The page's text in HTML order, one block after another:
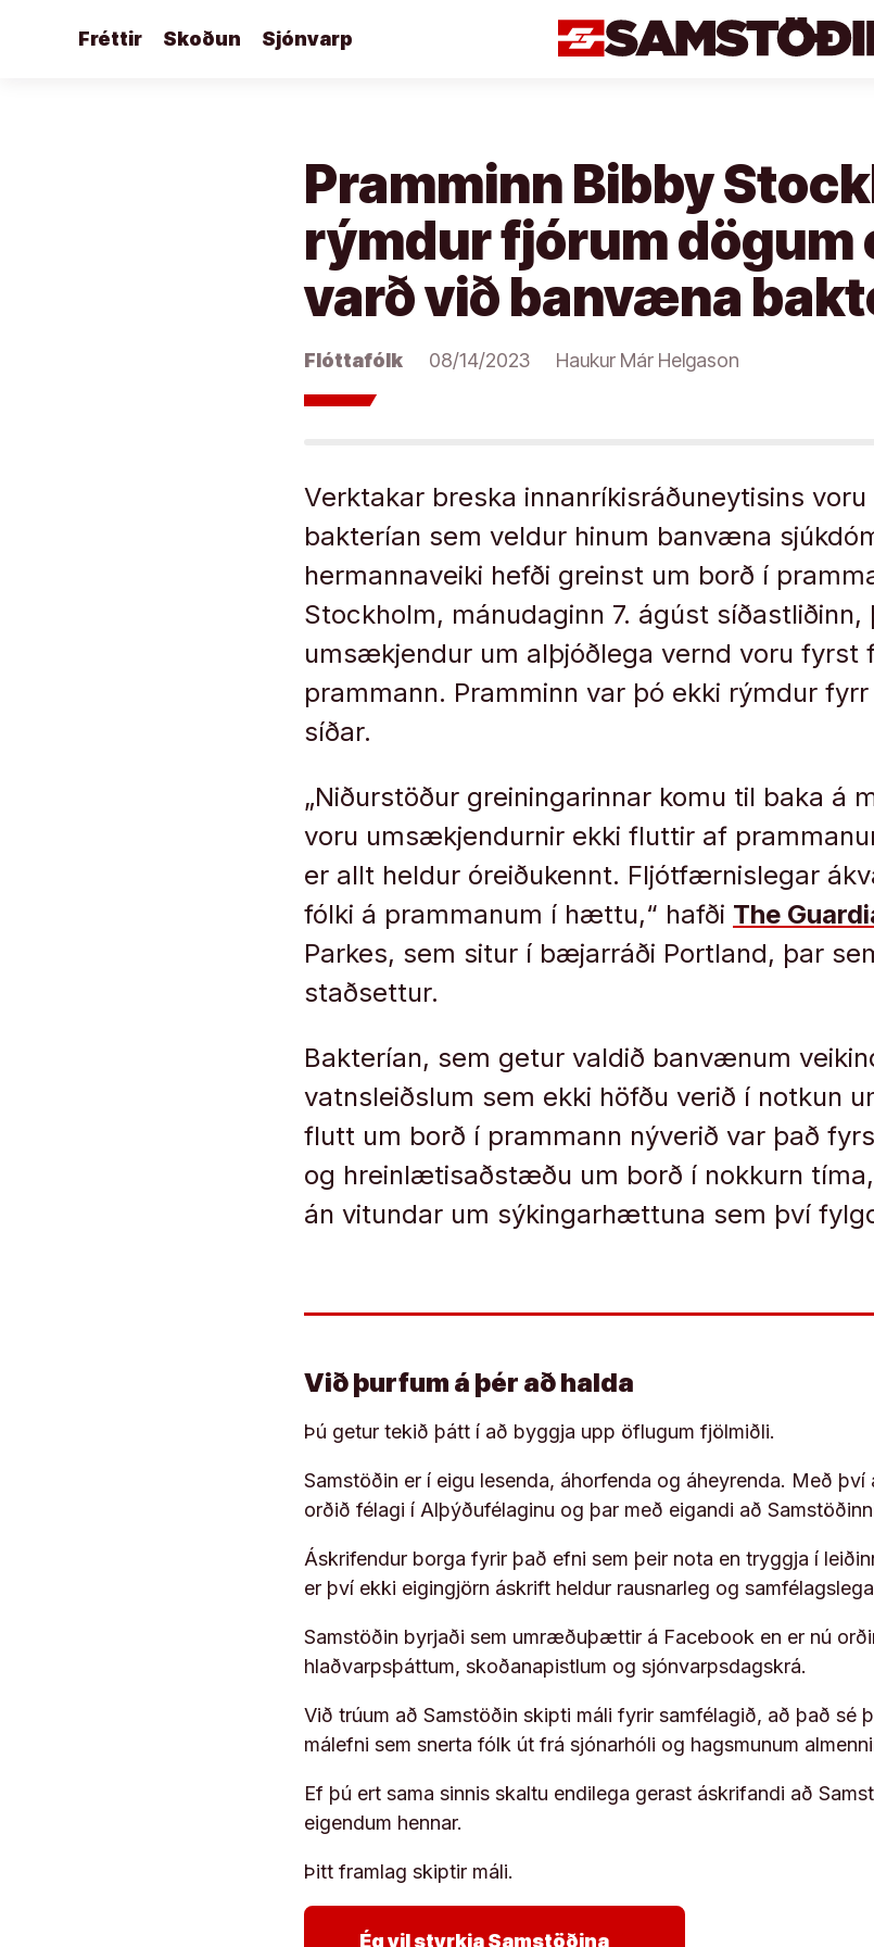
Fréttir Skoðun Sjónvarp
Pramminn Bibby
rýmdur fjórum dögum
varð við banvæna
Flóttafólk 08/14/2023 Haukur Már Helgason
Verktakar breska innanríkisráðuneytisins
bakterían sem veldur hinum banvæna
hermannaveiki hefði greinst um borð í
Stockholm, mánudaginn 7. ágúst síðastliðinn,
umsækjendur um alþjóðlega vernd voru fyrst
prammann. Pramminn var þó ekki rýmdur
síðar.
„Niðurstöður greiningarinnar komu til baka á
voru umsækjendurnir ekki fluttir af
er allt heldur óreiðukennt. Fljótfærnislegar
fólki á prammanum í hættu,“ hafði The
Parkes, sem situr í bæjarráði Portland, þar
staðsettur.
Bakterían, sem getur valdið banvænum
vatnsleiðslum sem ekki höfðu verið í notkun
flutt um borð í prammann nýverið var það
og hreinlætisaðstæðu um borð í nokkurn
án vitundar um sýkingarhættuna sem því
Við þurfum á þér að halda
Þú getur tekið þátt í að byggja upp öflugum fjölmiðli.
Samstöðin er í eigu lesenda, áhorfenda og áheyrenda. Með
orðið félagi í Alþýðufélaginu og þar með eigandi að
Áskrifendur borga fyrir það efni sem þeir nota en tryggja í
er því ekki eigingjörn áskrift heldur rausnarleg og
Samstöðin byrjaði sem umræðuþættir á Facebook en er nú
hlaðvarpsþáttum, skoðanapistlum og sjónvarpsdagskrá.
Við trúum að Samstöðin skipti máli fyrir samfélagið, að það
málefni sem snerta fólk út frá sjónarhóli og hagsmunum
Ef þú ert sama sinnis skaltu endilega gerast áskrifandi að
eigendum hennar.
Þitt framlag skiptir máli.
Ég vil styrkja Samstöðina